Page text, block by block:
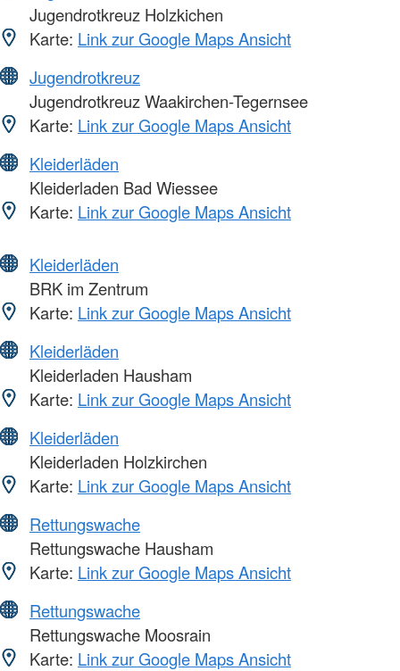
Jugendrotkreuz Holzkichen
Karte: Link zur Google Maps Ansicht
Jugendrotkreuz
Jugendrotkreuz Waakirchen-Tegernsee
Karte: Link zur Google Maps Ansicht
Kleiderläden
Kleiderladen Bad Wiessee
Karte: Link zur Google Maps Ansicht
Kleiderläden
BRK im Zentrum
Karte: Link zur Google Maps Ansicht
Kleiderläden
Kleiderladen Hausham
Karte: Link zur Google Maps Ansicht
Kleiderläden
Kleiderladen Holzkirchen
Karte: Link zur Google Maps Ansicht
Rettungswache
Rettungswache Hausham
Karte: Link zur Google Maps Ansicht
Rettungswache
Rettungswache Moosrain
Karte: Link zur Google Maps Ansicht